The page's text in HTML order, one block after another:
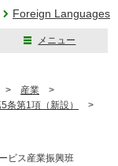
Foreign Languages
メニュー
> 産業 >
条第1項（新設）
>
ビス産業振興班